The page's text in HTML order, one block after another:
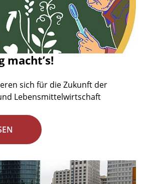
macht’s!
sich für die Zukunft der
Lebensmittelwirtschaft